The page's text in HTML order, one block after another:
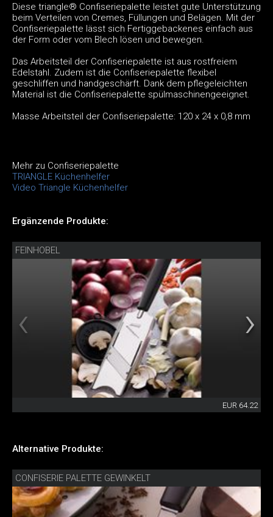
Diese triangle® Confiseriepalette leistet gute Unterstützung
beim Verteilen von Cremes, Füllungen und Belägen. Mit der
Confiseriepalette lässt sich Fertiggebackenes einfach aus
der Form oder vom Blech lösen und bewegen.
Das Arbeitsteil der Confiseriepalette ist aus rostfreiem
Edelstahl. Zudem ist die Confiseriepalette flexibel
geschliffen und handgeschärft. Dank dem pflegeleichten
Material ist die Confiseriepalette spülmaschinengeeignet.
Masse Arbeitsteil der Confiseriepalette: 120 x 24 x 0,8 mm
Mehr zu Confiseriepalette
TRIANGLE Küchenhelfer
Video Triangle Küchenhelfer
Ergänzende Produkte:
FEINHOBEL
EUR 64.22
Alternative Produkte:
CONFISERIE PALETTE GEWINKELT